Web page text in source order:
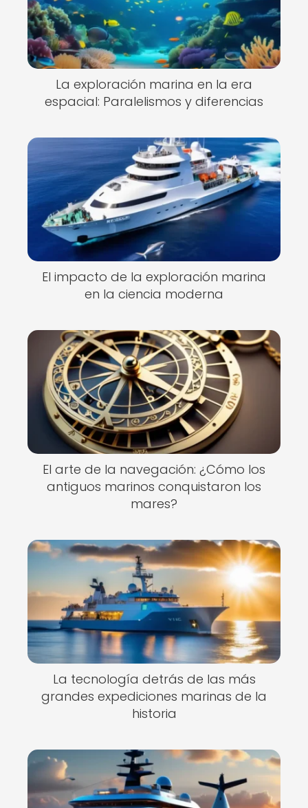
La exploración marina en la era
espacial: Paralelismos y diferencias
El impacto de la exploración marina
en la ciencia moderna
El arte de la navegación: ¿Cómo los
antiguos marinos conquistaron los
mares?
La tecnología detrás de las más
grandes expediciones marinas de la
historia